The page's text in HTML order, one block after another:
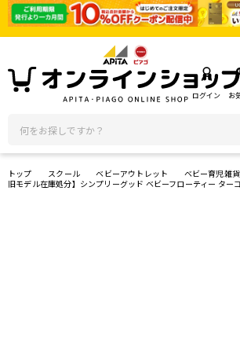
ログイン お
トップ スクール ベビーアウトレット ベビー育児雑貨
旧モデル在庫処分】シンプリーグッド ベビーフローティー ター